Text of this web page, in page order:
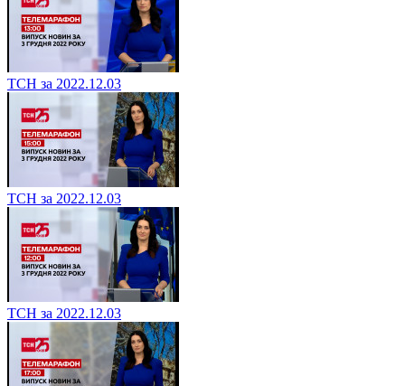
ТСН за 2022.12.03
ТСН за 2022.12.03
ТСН за 2022.12.03